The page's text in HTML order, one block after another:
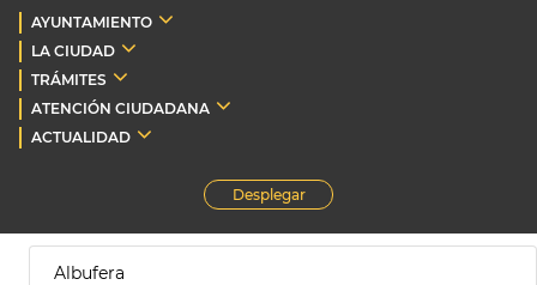
AYUNTAMIENTO
LA CIUDAD
TRÁMITES
ATENCIÓN CIUDADANA
ACTUALIDAD
Desplegar
Albufera